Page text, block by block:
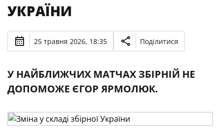
УКРАЇНИ
25 травня 2026, 18:35 Поділитися
У НАЙБЛИЖЧИХ МАТЧАХ ЗБІРНІЙ НЕ
ДОПОМОЖЕ ЄГОР ЯРМОЛЮК.